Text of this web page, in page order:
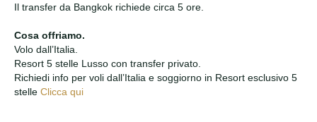
Il transfer da Bangkok richiede circa 5 ore.
Cosa offriamo.
Volo dall’Italia.
Resort 5 stelle Lusso con transfer privato.
Richiedi info per voli dall’Italia e soggiorno in Resort esclusivo 5
stelle Clicca qui